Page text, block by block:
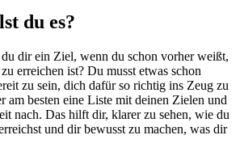
du es?
dir ein Ziel, wenn du schon vorher weißt,
erreichen ist? Du musst etwas schon
zu sein, dich dafür so richtig ins Zeug zu
am besten eine Liste mit deinen Zielen und
nach. Das hilft dir, klarer zu sehen, wie du
und dir bewusst zu machen, was dir